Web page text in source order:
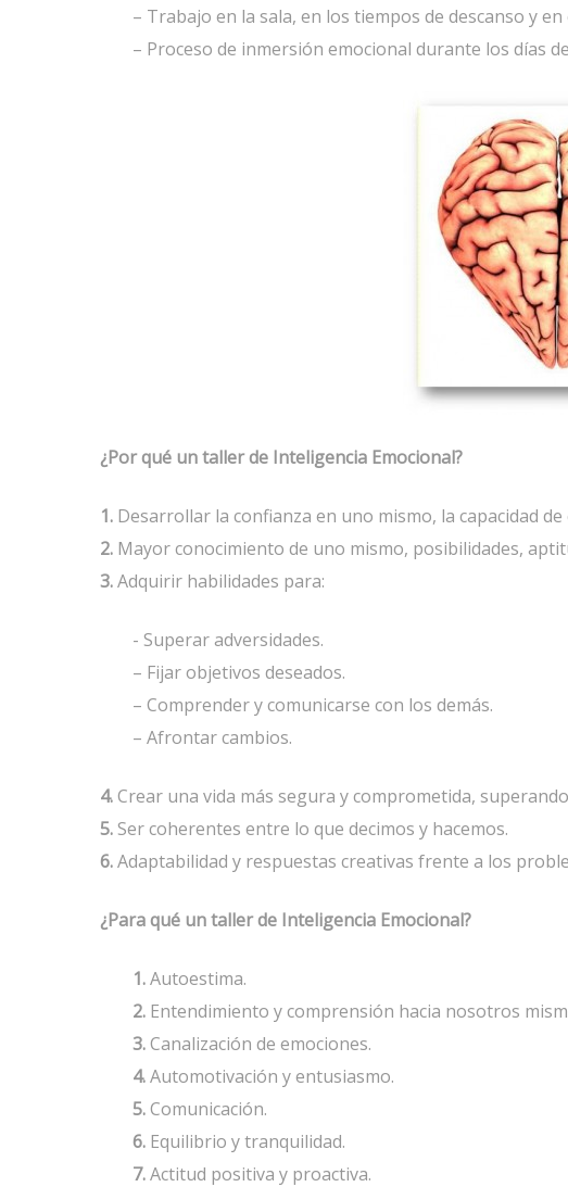
– Trabajo en la sala, en los tiempos de descanso y en
– Proceso de inmersión emocional durante los días
¿Por qué un taller de Inteligencia Emocional?
1. Desarrollar la confianza en uno mismo, la capacidad
2. Mayor conocimiento de uno mismo, posibilidades,
3.Adquirir habilidades para:
- Superar adversidades.
– Fijar objetivos deseados.
– Comprender y comunicarse con los demás.
– Afrontar cambios.
4.Crear una vida más segura y comprometida,
5. Ser coherentes entre lo que decimos y hacemos.
6.Adaptabilidad y respuestas creativas frente a los
¿Para qué un taller de Inteligencia Emocional?
1.Autoestima.
2. Entendimiento y comprensión hacia nosotros
3.Canalización de emociones.
4.Automotivación y entusiasmo.
5.Comunicación.
6. Equilibrio y tranquilidad.
7.Actitud positiva y proactiva.